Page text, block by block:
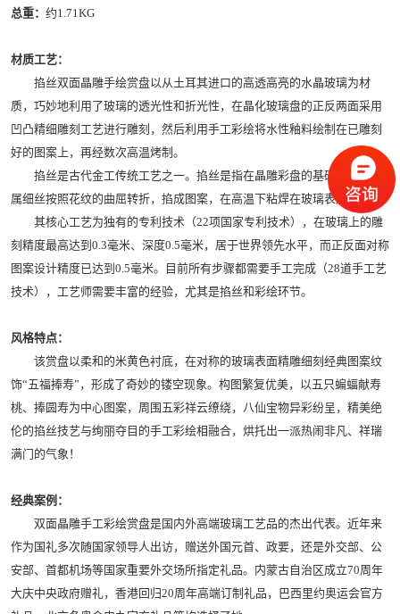
总重： 约1.71KG
材质工艺：
掐丝双面晶雕手绘赏盘以从土耳其进口的高透高亮的水晶玻璃为材
质，巧妙地利用了玻璃的透光性和折光性，在晶化玻璃盘的正反两面采用
凹凸精细雕刻工艺进行雕刻，然后利用手工彩绘将水性釉料绘制在已雕刻
好的图案上，再经数次高温烤制。
掐丝是古代金工传统工艺之一。掐丝是指在晶雕彩盘的基础上，将金
属细丝按照花纹的曲屈转折，掐成图案，在高温下粘焊在玻璃表层。
其核心工艺为独有的专利技术（22项国家专利技术），在玻璃上的雕
刻精度最高达到0.3毫米、深度0.5毫米，居于世界领先水平，而正反面对称
图案设计精度已达到0.5毫米。目前所有步骤都需要手工完成（28道手工艺
技术），工艺师需要丰富的经验，尤其是掐丝和彩绘环节。
风格特点：
该赏盘以柔和的米黄色衬底，在对称的玻璃表面精雕细刻经典图案纹
饰“五福捧寿”，形成了奇妙的镂空现象。构图繁复优美，以五只蝙蝠献寿
桃、捧圆寿为中心图案，周围五彩祥云缭绕，八仙宝物异彩纷呈，精美绝
伦的掐丝技艺与绚丽夺目的手工彩绘相融合，烘托出一派热闹非凡、祥瑞
满门的气象！
经典案例：
双面晶雕手工彩绘赏盘是国内外高端玻璃工艺品的杰出代表。近年来
作为国礼多次随国家领导人出访，赠送外国元首、政要，还是外交部、公
安部、首都机场等国家重要外交场所指定礼品。内蒙古自治区成立70周年
大庆中央政府赠礼，香港回归20周年高端订制礼品，巴西里约奥运会官方